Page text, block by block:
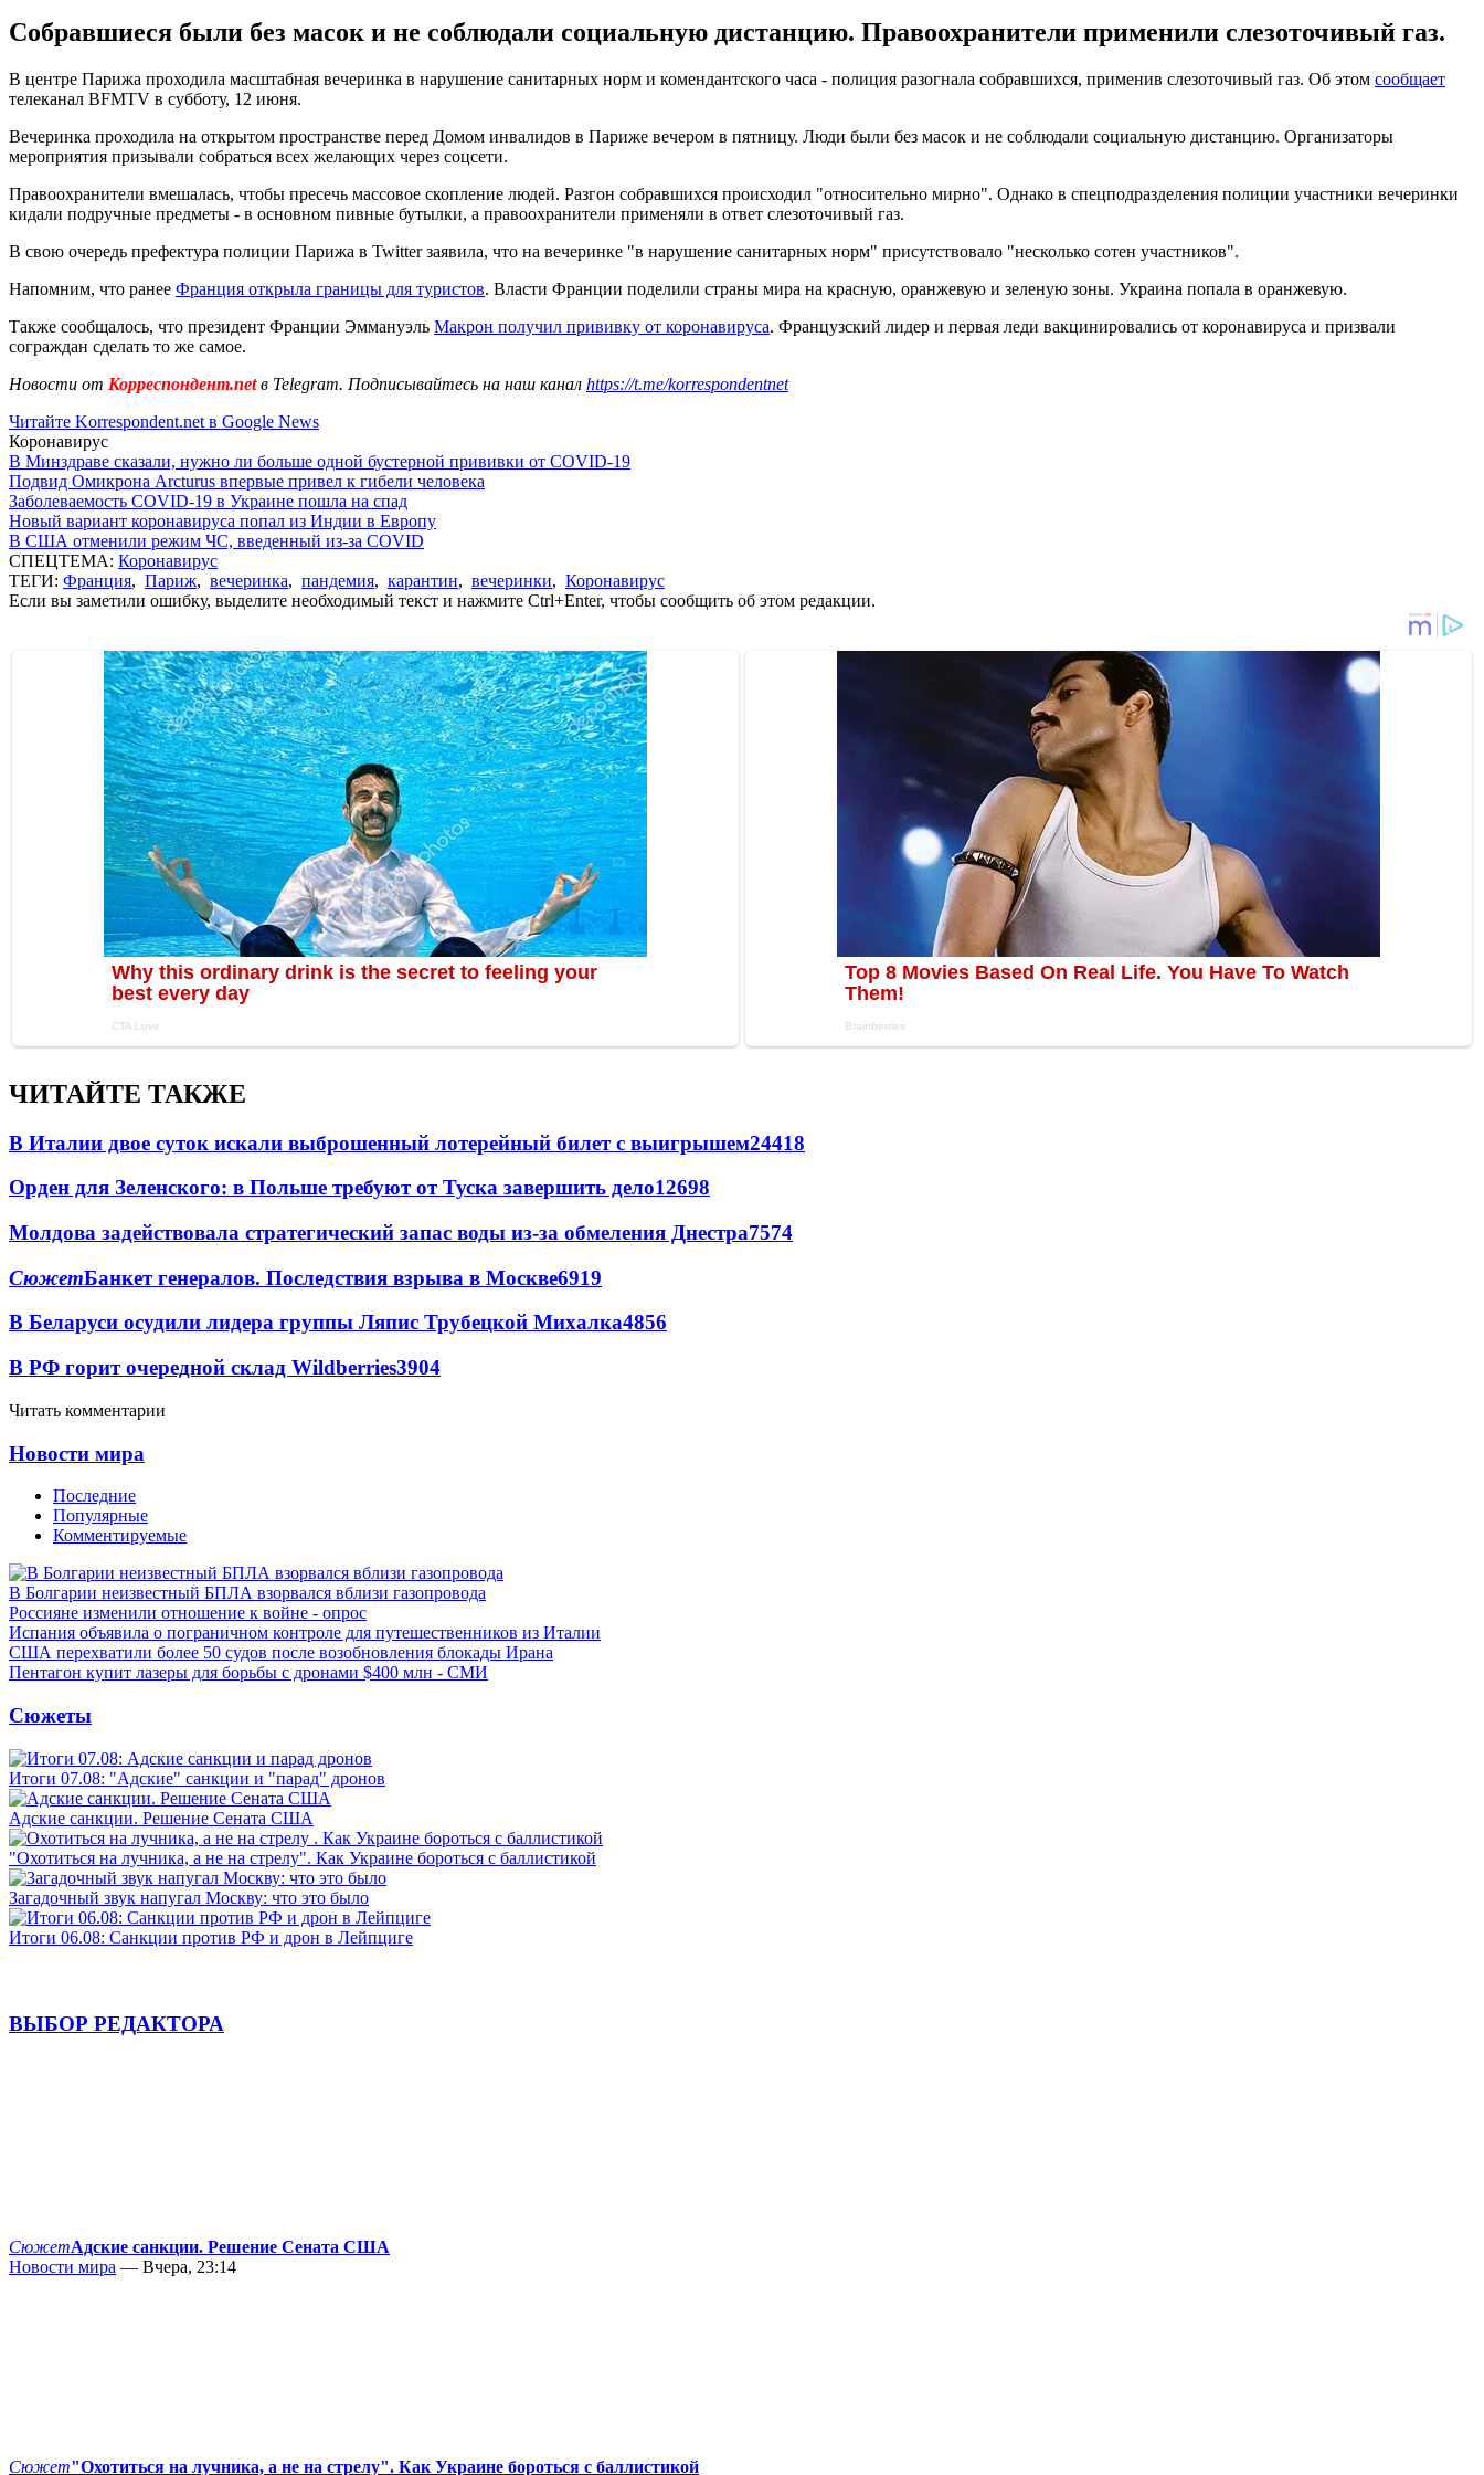
Собравшиеся были без масок и не соблюдали социальную дистанцию. Правоохранители применили слезоточивый газ.
В центре Парижа проходила масштабная вечеринка в нарушение санитарных норм и комендантского часа - полиция разогнала собравшихся, применив слезоточивый газ. Об этом сообщает
телеканал BFMTV в субботу, 12 июня.
Вечеринка проходила на открытом пространстве перед Домом инвалидов в Париже вечером в пятницу. Люди были без масок и не соблюдали социальную дистанцию. Организаторы
мероприятия призывали собраться всех желающих через соцсети.
Правоохранители вмешалась, чтобы пресечь массовое скопление людей. Разгон собравшихся происходил "относительно мирно". Однако в спецподразделения полиции участники вечеринки
кидали подручные предметы - в основном пивные бутылки, а правоохранители применяли в ответ слезоточивый газ.
В свою очередь префектура полиции Парижа в Twitter заявила, что на вечеринке "в нарушение санитарных норм" присутствовало "несколько сотен участников".
Напомним, что ранее Франция открыла границы для туристов. Власти Франции поделили страны мира на красную, оранжевую и зеленую зоны. Украина попала в оранжевую.
Также сообщалось, что президент Франции Эммануэль Макрон получил прививку от коронавируса. Французский лидер и первая леди вакцинировались от коронавируса и призвали
сограждан сделать то же самое.
Новости от Корреспондент.netв Telegram. Подписывайтесь на наш канал https://t.me/korrespondentnet
Читайте Korrespondent.net в Google News
Коронавирус
В Минздраве сказали, нужно ли больше одной бустерной прививки от COVID-19
Подвид Омикрона Arcturus впервые привел к гибели человека
Заболеваемость COVID-19 в Украине пошла на спад
Новый вариант коронавируса попал из Индии в Европу
В США отменили режим ЧС, введенный из-за COVID
СПЕЦТЕМА: Коронавирус
ТЕГИ: Франция, Париж, вечеринка, пандемия, карантин, вечеринки, Коронавирус
Если вы заметили ошибку, выделите необходимый текст и нажмите Ctrl+Enter, чтобы сообщить об этом редакции.
ЧИТАЙТЕ ТАКЖЕ
В Италии двое суток искали выброшенный лотерейный билет с выигрышем24418
Орден для Зеленского: в Польше требуют от Туска завершить дело12698
Молдова задействовала стратегический запас воды из-за обмеления Днестра7574
СюжетБанкет генералов. Последствия взрыва в Москве6919
В Беларуси осудили лидера группы Ляпис Трубецкой Михалка4856
В РФ горит очередной склад Wildberries3904
Читать комментарии
Новости мира
Последние
Популярные
Комментируемые
В Болгарии неизвестный БПЛА взорвался вблизи газопровода
Россияне изменили отношение к войне - опрос
Испания объявила о пограничном контроле для путешественников из Италии
США перехватили более 50 судов после возобновления блокады Ирана
Пентагон купит лазеры для борьбы с дронами $400 млн - СМИ
Сюжеты
Итоги 07.08: "Адские" санкции и "парад" дронов
Адские санкции. Решение Сената США
"Охотиться на лучника, а не на стрелу". Как Украине бороться с баллистикой
Загадочный звук напугал Москву: что это было
Итоги 06.08: Санкции против РФ и дрон в Лейпциге
ВЫБОР РЕДАКТОРА
СюжетАдские санкции. Решение Сената США
Новости мира — Вчера, 23:14
Сюжет"Охотиться на лучника, а не на стрелу". Как Украине бороться с баллистикой